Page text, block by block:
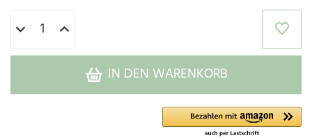
IN DEN WARENKORB